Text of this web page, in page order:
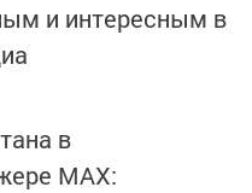
и интересным в
в
MАХ: